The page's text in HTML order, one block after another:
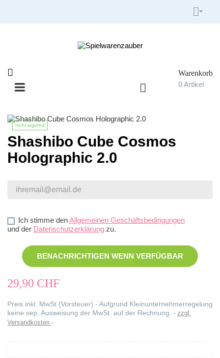

Warenkorb
0Artikel


Navigation
nicht lagernd
Shashibo Cube Cosmos
Holographic 2.0
Ich stimme denAllgemeinen Geschäftsbedingungen
und der Datenschutzerklärung zu.
BENACHRICHTIGEN WENN VERFÜGBAR
29,90 CHF
Preis inkl. MwSt (Vorsteuer) - Aufgrund Kleinunternehmerregelung
keine sep. Ausweisung der MwSt. auf der Rechnung.
zzgl.
Versandkosten